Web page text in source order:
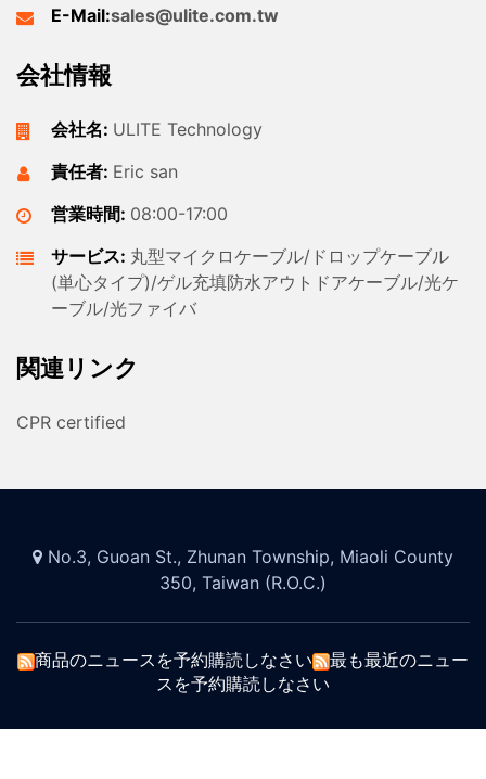
E-Mail:sales@ulite.com.tw
会社情報
会社名: ULITE Technology
責任者: Eric san
営業時間: 08:00-17:00
サービス: 丸型マイクロケーブル/ドロップケーブル
(単心タイプ)/ゲル充填防水アウトドアケーブル/光ケ
ーブル/光ファイバ
関連リンク
CPR certified
No.3, Guoan St., Zhunan Township, Miaoli County
350, Taiwan (R.O.C.)
商品のニュースを予約購読しなさい
最も最近のニュー
スを予約購読しなさい